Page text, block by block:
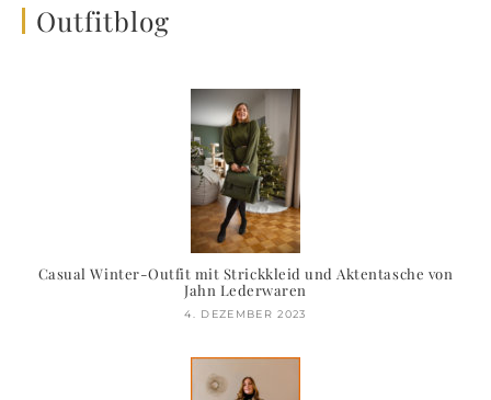
Outfitblog
Casual Winter-Outfit mit Strickkleid und Aktentasche von
Jahn Lederwaren
4. DEZEMBER 2023